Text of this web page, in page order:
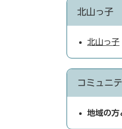
北山っ子
北山っ子
コミュニ
地域の方